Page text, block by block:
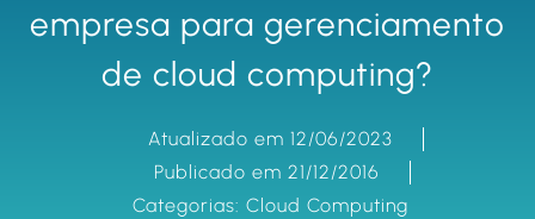
empresa para gerenciamento
de cloud computing?
Atualizado em 12/06/2023
Publicado em 21/12/2016
Categorias: Cloud Computing